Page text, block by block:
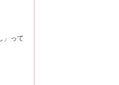
」って